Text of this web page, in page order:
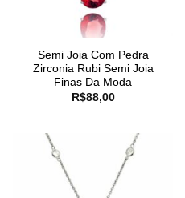
Semi Joia Com Pedra
Zirconia Rubi Semi Joia
Finas Da Moda
R$88,00